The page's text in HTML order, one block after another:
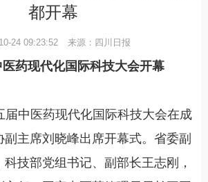
都开幕
24 09:23:52 来源：四川日报
药现代化国际科技大会开幕
中医药现代化国际科技大会在成
主席刘晓峰出席开幕式。省委副
技部党组书记、副部长王志刚，